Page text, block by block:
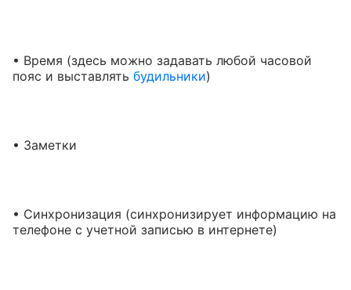
• Время (здесь можно задавать любой часовой
пояс и выставлять будильники)
• Заметки
• Синхронизация (синхронизирует информацию на
телефоне с учетной записью в интернете)